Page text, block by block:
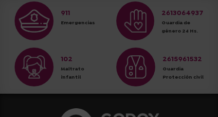
911
Emergencias
2613064937
Guardia de
género 24 Hs.
102
Maltrato
infantil
2615961532
Guardia
Protección civil